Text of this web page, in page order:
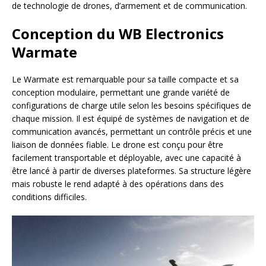
de technologie de drones, d’armement et de communication.
Conception du WB Electronics
Warmate
Le Warmate est remarquable pour sa taille compacte et sa
conception modulaire, permettant une grande variété de
configurations de charge utile selon les besoins spécifiques de
chaque mission. Il est équipé de systèmes de navigation et de
communication avancés, permettant un contrôle précis et une
liaison de données fiable. Le drone est conçu pour être
facilement transportable et déployable, avec une capacité à
être lancé à partir de diverses plateformes. Sa structure légère
mais robuste le rend adapté à des opérations dans des
conditions difficiles.